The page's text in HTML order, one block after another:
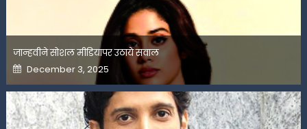
जान्हवीने सोशल मीडियापर उठाये सवाल
Posted
on
December 3, 2025